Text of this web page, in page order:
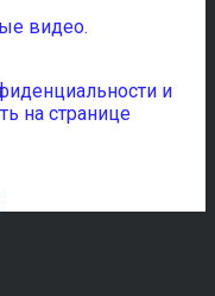
видео.
и
на странице